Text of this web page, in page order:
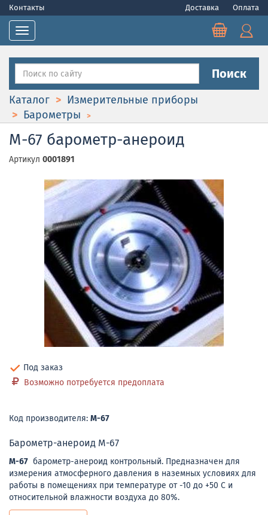
Контакты Доставка Оплата
Toggle navigation
Поиск
Каталог
Измерительные приборы
Барометры
М-67 барометр-анероид
Артикул 0001891
Под заказ
Возможно потребуется предоплата
Код производителя: М-67
Барометр-анероид М-67
М-67 барометр-анероид контрольный. Предназначен для
измерения атмосферного давления в наземных условиях для
работы в помещениях при температуре от -10 до +50 С и
относительной влажности воздуха до 80%.